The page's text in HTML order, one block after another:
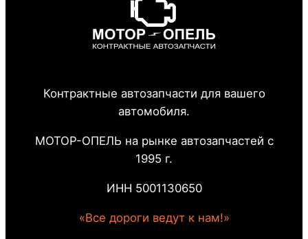
Контрактные автозапчасти для вашего
автомобиля.
МОТОР-ОПЕЛЬ на рынке автозапчастей с
1995 г.
ИНН 5001130650
«Все дороги ведут к нам!»